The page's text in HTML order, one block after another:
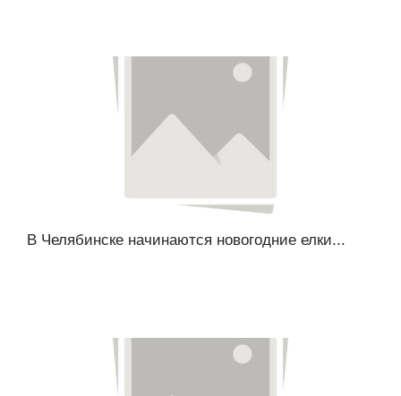
В Челябинске начинаются новогодние елки...